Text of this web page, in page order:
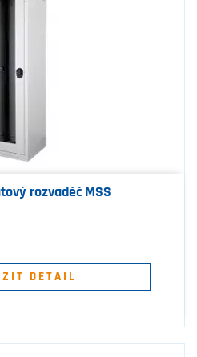
rozvaděč MSS
DETAIL